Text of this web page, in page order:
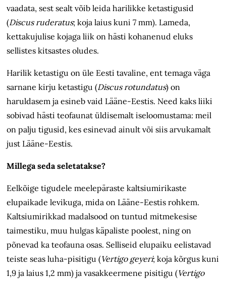
vaadata, sest sealt võib leida harilikke ketastigusid
(Discus ruderatus; koja laius kuni 7 mm). Lameda,
kettakujulise kojaga liik on hästi kohanenud eluks
sellistes kitsastes oludes.
Harilik ketastigu on üle Eesti tavaline, ent temaga väga
sarnane kirju ketastigu (Discus rotundatus) on
haruldasem ja esineb vaid Lääne-Eestis. Need kaks liiki
sobivad hästi teofaunat üldisemalt iseloomustama: meil
on palju tigusid, kes esinevad ainult või siis arvukamalt
just Lääne-Eestis.
Millega seda seletatakse?
Eelkõige tigudele meelepäraste kaltsiumirikaste
elupaikade levikuga, mida on Lääne-Eestis rohkem.
Kaltsiumirikkad madalsood on tuntud mitmekesise
taimestiku, muu hulgas käpaliste poolest, ning on
põnevad ka teofauna osas. Selliseid elupaiku eelistavad
teiste seas luha-pisitigu (Vertigo geyeri; koja kõrgus kuni
1,9 ja laius 1,2 mm) ja vasakkeermene pisitigu (Vertigo